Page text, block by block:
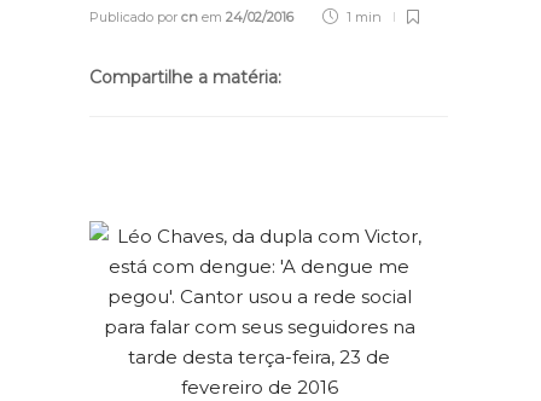
Publicado por cn em 24/02/2016 1 min
Compartilhe a matéria: